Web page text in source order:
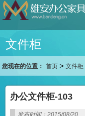
文件柜
您现在的位置： 首页 >文件柜
办公文件柜-103
发布时间：2015/08/20